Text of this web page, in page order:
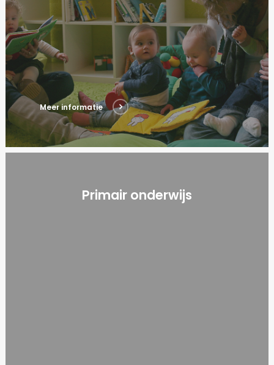
Meer informatie
Primair onderwijs